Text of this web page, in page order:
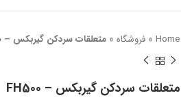
Home
»فروشگاه »متعلقات سردکن گیربکس – FH500
متعلقات سردکن گیربکس – FH500